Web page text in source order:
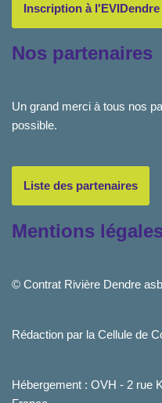
Inscription à l'EVIDendre
Nos partenaires
Un grand merci à tous nos
possible.
Liste des partenaires
Mentions
© Contrat Rivière Dendre
Rédaction par la Cellule de
Hébergement : OVH - 2 rue